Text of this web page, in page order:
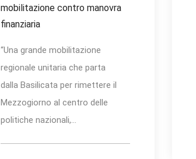
mobilitazione contro manovra
finanziaria
“Una grande mobilitazione
regionale unitaria che parta
dalla Basilicata per rimettere il
Mezzogiorno al centro delle
politiche nazionali,...